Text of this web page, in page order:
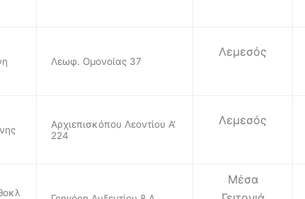
Λεωφ. Ομονοίας 37
Λεμεσός
Αρχιεπισκόπου Λεοντίου Α‘
224
Λεμεσός
Μέσα